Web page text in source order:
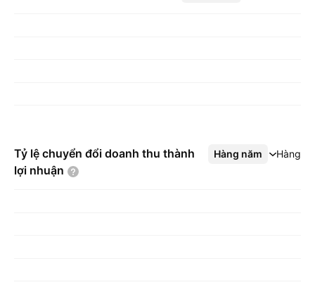
Tỷ lệ chuyển đổi doanh thu thành
lợi nhuận
Hàng năm Hàng
Xem thêm